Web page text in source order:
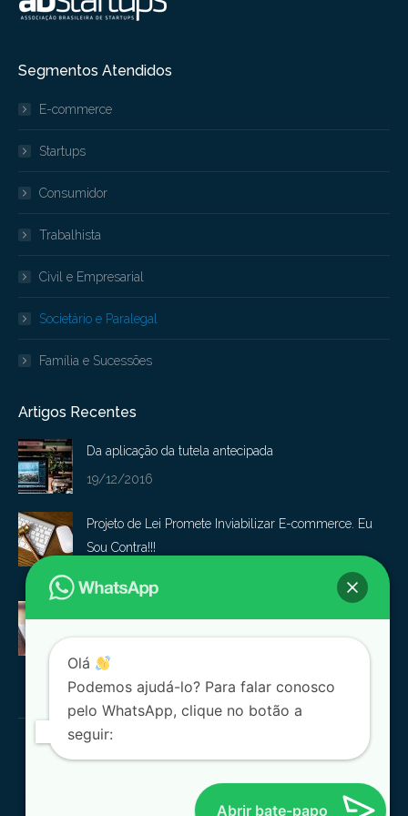
Segmentos Atendidos
E-commerce
Startups
Consumidor
Trabalhista
Civil e Empresarial
Societário e Paralegal
Família e Sucessões
Artigos Recentes
Da aplicação da tutela antecipada
19/12/2016
Projeto de Lei Promete Inviabilizar E-commerce. Eu
Sou Contra!!!
de uso de seu site.
19/12/2016
Copyright © 2022 - Vigido, Lettieri & Lucas Sociedade de
Olá
Podemos ajudá-lo? Para falar conosco
pelo WhatsApp, clique no botão a
seguir:
Abrir bate-papo